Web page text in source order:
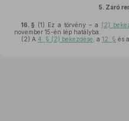
5. Záró
16. § (1) Ez a törvény – a (2)
november 15-én lép hatályba.
(2) A 4. § (2) bekezdése , a 12. § és a